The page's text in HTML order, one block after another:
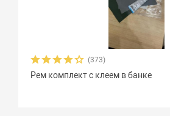
(373)
Рем комплект с клеем в банке